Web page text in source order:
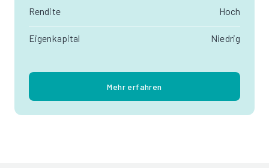
Rendite Hoch
Eigenkapital Niedrig
Mehr erfahren